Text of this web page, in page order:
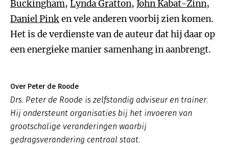
Buckingham, Lynda Gratton, John Kabat-Zinn,
Daniel Pinken vele anderen voorbij zien komen.
Het is de verdienste van de auteur dat hij daar op
een energieke manier samenhang in aanbrengt.
Over Peter de Roode
Drs. Peter de Roode is zelfstandig adviseur en trainer.
Hij ondersteunt organisaties bij het invoeren van
grootschalige veranderingen waarbij
gedragsverandering centraal staat.